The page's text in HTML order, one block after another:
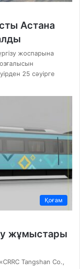
Астана
жоспарына
25 сәуірге
Қоғам
жұмыстары
Tangshan Co.,